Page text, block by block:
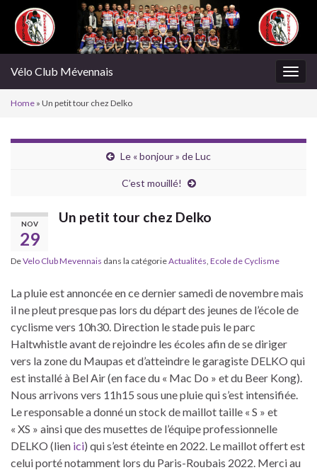
Vélo Club Mévennais
Home » Un petit tour chez Delko
Le « bonjour » de Luc
C’est mouillé!
NOV
29
Un petit tour chez Delko
DeVelo Club Mevennais dans la catégorieActualités Ecole de Cyclisme
La pluie est annoncée en ce dernier samedi de novembre mais
il ne pleut presque pas lors du départ des jeunes de l’école de
cyclisme vers 10h30. Direction le stade puis le parc
Haltwhistle avant de rejoindre les écoles afin de se diriger
vers la zone du Maupas et d’atteindre le garagiste DELKO qui
est installé à Bel Air (en face du « Mac Do » et du Beer Kong).
Nous arrivons vers 11h15 sous une pluie qui s’est intensifiée.
Le responsable a donné un stock de maillot taille « S » et
« XS » ainsi que des musettes de l’équipe professionnelle
DELKO (lien ici) qui s’est éteinte en 2022. Le maillot offert est
celui porté notamment lors du Paris-Roubais 2022. Merci au